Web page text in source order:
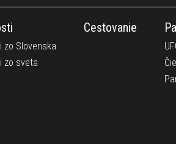
cyklista na svojej trase
s novinkou pre hráčov.
Poter
zo Slovenska
zo sveta
Cestovanie